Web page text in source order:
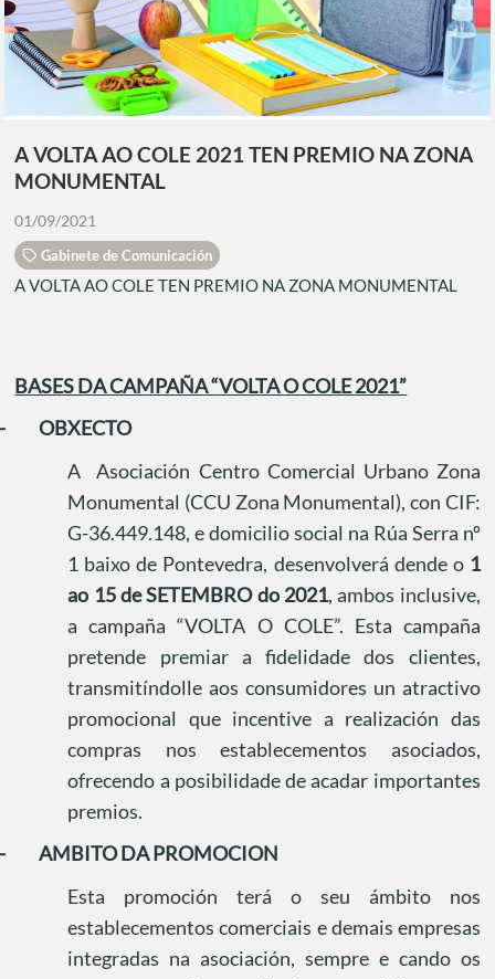
A VOLTA AO COLE 2021 TEN PREMIO NA ZONA
MONUMENTAL
01/09/2021
Gabinete de Comunicación
A VOLTA AO COLE TEN PREMIO NA ZONA MONUMENTAL
BASES DA CAMPAÑA “VOLTA O COLE 2021”
OBXECTO
A
Asociación Centro Comercial Urbano Zona
Monumental (CCU Zona Monumental), con CIF:
G-36.449.148, e domicilio social na Rúa Serra nº
1 baixo de Pontevedra, desenvolverá dende o 1
ao 15 de SETEMBRO do 2021, ambos inclusive,
a campaña “VOLTA O COLE”. Esta campaña
pretende premiar a fidelidade dos clientes,
transmitíndolle aos consumidores un atractivo
promocional que incentive a realización das
compras nos establecementos asociados,
ofrecendo a posibilidade de acadar importantes
premios.
AMBITO DA PROMOCION
Esta promoción terá o seu ámbito nos
establecementos comerciais e demais empresas
integradas na asociación, sempre e cando os